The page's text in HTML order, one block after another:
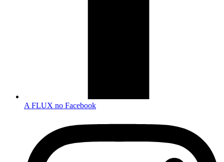
A FLUX no Facebook